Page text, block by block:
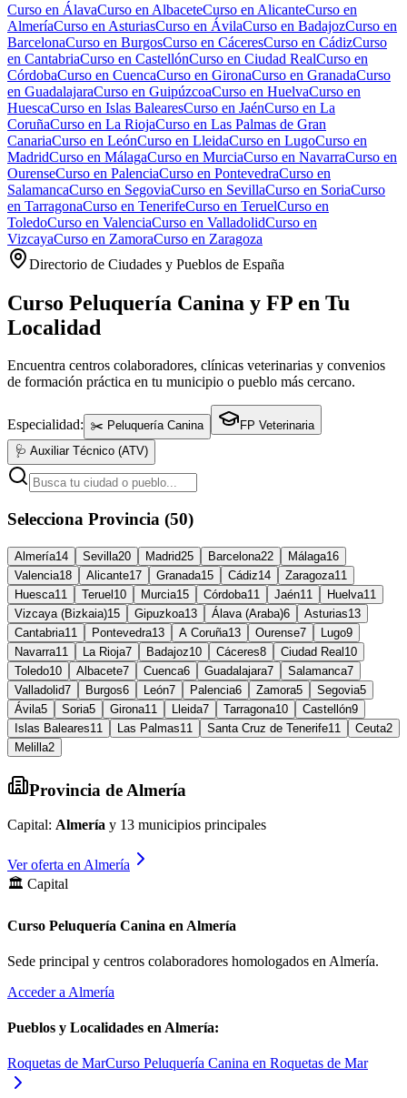
Curso en ÁlavaCurso en AlbaceteCurso en AlicanteCurso en
AlmeríaCurso en AsturiasCurso en ÁvilaCurso en BadajozCurso en
BarcelonaCurso en BurgosCurso en CáceresCurso en CádizCurso
en CantabriaCurso en CastellónCurso en Ciudad RealCurso en
CórdobaCurso en CuencaCurso en GironaCurso en GranadaCurso
en GuadalajaraCurso en GuipúzcoaCurso en HuelvaCurso en
HuescaCurso en Islas BalearesCurso en JaénCurso en La
CoruñaCurso en La RiojaCurso en Las Palmas de Gran
CanariaCurso en LeónCurso en LleidaCurso en LugoCurso en
MadridCurso en MálagaCurso en MurciaCurso en NavarraCurso en
OurenseCurso en PalenciaCurso en PontevedraCurso en
SalamancaCurso en SegoviaCurso en SevillaCurso en SoriaCurso
en TarragonaCurso en TenerifeCurso en TeruelCurso en
ToledoCurso en ValenciaCurso en ValladolidCurso en
VizcayaCurso en ZamoraCurso en Zaragoza
Directorio de Ciudades y Pueblos de España
Curso Peluquería Canina y FP en Tu
Localidad
Encuentra centros colaboradores, clínicas veterinarias y convenios
de formación práctica en tu municipio o pueblo más cercano.
Especialidad: ✂️ Peluquería Canina
FP Veterinaria
🩺 Auxiliar Técnico (ATV)
Selecciona Provincia (50)
Almería14 Sevilla20 Madrid25 Barcelona22 Málaga16
Valencia18 Alicante17 Granada15 Cádiz14 Zaragoza11
Huesca11 Teruel 10 Murcia15 Córdoba11 Jaén11 Huelva11
Vizcaya (Bizkaia)15 Gipuzkoa13 Álava (Araba)6 Asturias13
Cantabria11 Pontevedra13 A Coruña13 Ourense7 Lugo9
Navarra11 La Rioja7 Badajoz10 Cáceres8 Ciudad Real 10
Toledo10 Albacete7 Cuenca6 Guadalajara7 Salamanca7
Valladolid7 Burgos6 León7 Palencia6 Zamora5 Segovia5
Ávila5 Soria5 Girona11 Lleida7 Tarragona10 Castellón9
Islas Baleares11 Las Palmas11 Santa Cruz de Tenerife11 Ceuta2
Melilla2
Provincia de Almería
Capital: Almería y 13 municipios principales
Ver oferta en Almería
🏛️ Capital
Curso Peluquería Canina en Almería
Sede principal y centros colaboradores homologados en Almería.
Acceder a Almería
Pueblos y Localidades en Almería:
Roquetas de MarCurso Peluquería Canina en Roquetas de Mar